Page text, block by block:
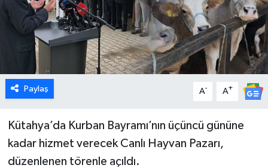
Paylaş A- A+
Kütahya’da Kurban Bayramı’nın üçüncü gününe
kadar hizmet verecek Canlı Hayvan Pazarı,
düzenlenen törenle açıldı.
Emet
Foto Galeri
Gediz
Genel
Gündem
Hisarcık